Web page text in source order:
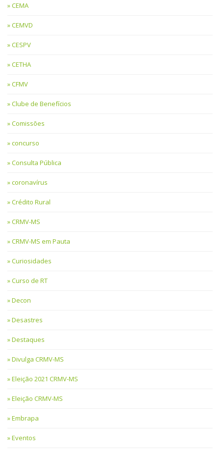
CEMA
CEMVD
CESPV
CETHA
CFMV
Clube de Benefícios
Comissões
concurso
Consulta Pública
coronavírus
Crédito Rural
CRMV-MS
CRMV-MS em Pauta
Curiosidades
Curso de RT
Decon
Desastres
Destaques
Divulga CRMV-MS
Eleição 2021 CRMV-MS
Eleição CRMV-MS
Embrapa
Eventos